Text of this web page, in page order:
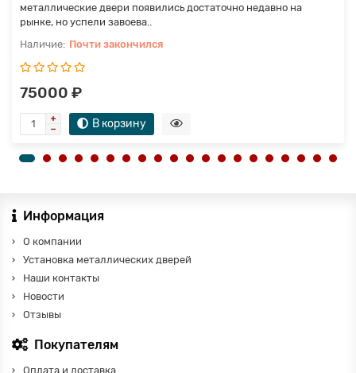
металлические двери появились достаточно недавно на
рынке, но успели завоева..
Почти закончился
75000 ₽
В корзину
Информация
О компании
Установка металлических дверей
Наши контакты
Новости
Отзывы
Покупателям
Оплата и доставка